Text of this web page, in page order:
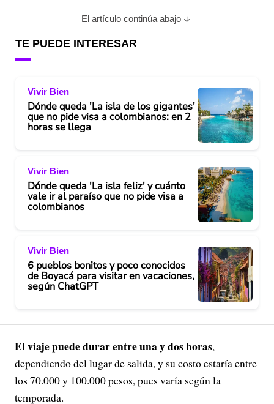
El artículo continúa abajo
TE PUEDE INTERESAR
Vivir Bien
Dónde queda 'La isla de los gigantes'
que no pide visa a colombianos: en 2
horas se llega
Vivir Bien
Dónde queda 'La isla feliz' y cuánto
vale ir al paraíso que no pide visa a
colombianos
Vivir Bien
6 pueblos bonitos y poco conocidos
de Boyacá para visitar en vacaciones,
según ChatGPT
El viaje puede durar entre una y dos horas,
dependiendo del lugar de salida, y su costo estaría entre
los 70.000 y 100.000 pesos, pues varía según la
temporada.